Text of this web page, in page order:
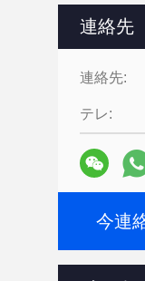
連絡先
連絡先:
テレ:
今連